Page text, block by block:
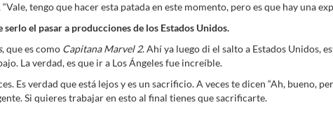
tengo que hacer esta patada en este momento, pero es que hay una
el pasar a producciones de los Estados Unidos.
, que es como Capitana Marvel 2. Ahí ya luego di el salto a Estados Unidos,
La verdad, es que ir a Los Ángeles fue increíble.
Es verdad que está lejos y es un sacrificio. A veces te dicen “Ah, bueno,
Si quieres trabajar en esto al final tienes que sacrificarte.